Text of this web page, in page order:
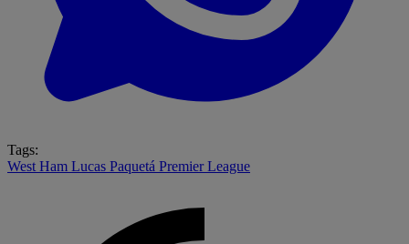
Tags:
West Ham Lucas Paquetá Premier League